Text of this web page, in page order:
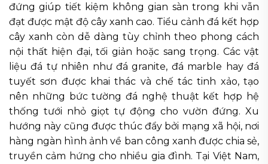
đứng giúp tiết kiệm không gian sàn trong khi vẫn
đạt được mật độ cây xanh cao. Tiểu cảnh đá kết hợp
cây xanh còn dễ dàng tùy chỉnh theo phong cách
nội thất hiện đại, tối giản hoặc sang trọng. Các vật
liệu đá tự nhiên như đá granite, đá marble hay đá
tuyết sơn được khai thác và chế tác tinh xảo, tạo
nên những bức tường đá nghệ thuật kết hợp hệ
thống tưới nhỏ giọt tự động cho vườn đứng. Xu
hướng này cũng được thúc đẩy bởi mạng xã hội, nơi
hàng ngàn hình ảnh về ban công xanh được chia sẻ,
truyền cảm hứng cho nhiều gia đình. Tại Việt Nam,